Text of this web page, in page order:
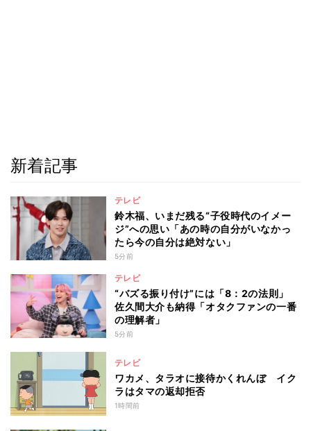
新着記事
テレビ
鈴木福、いまだ残る“子役時代のイメー
ジ”への思い「あの時の自分がいなかっ
たら今の自分は絶対ない」
5分前
テレビ
“バズる振り付け”には「8：2の法則」
佐久間大介も納得「オタクファンの一番
の理解者」
5分前
テレビ
ワカメ、タラオに接待かくれんぼ イク
ラはタマの返却拒否
1時間前